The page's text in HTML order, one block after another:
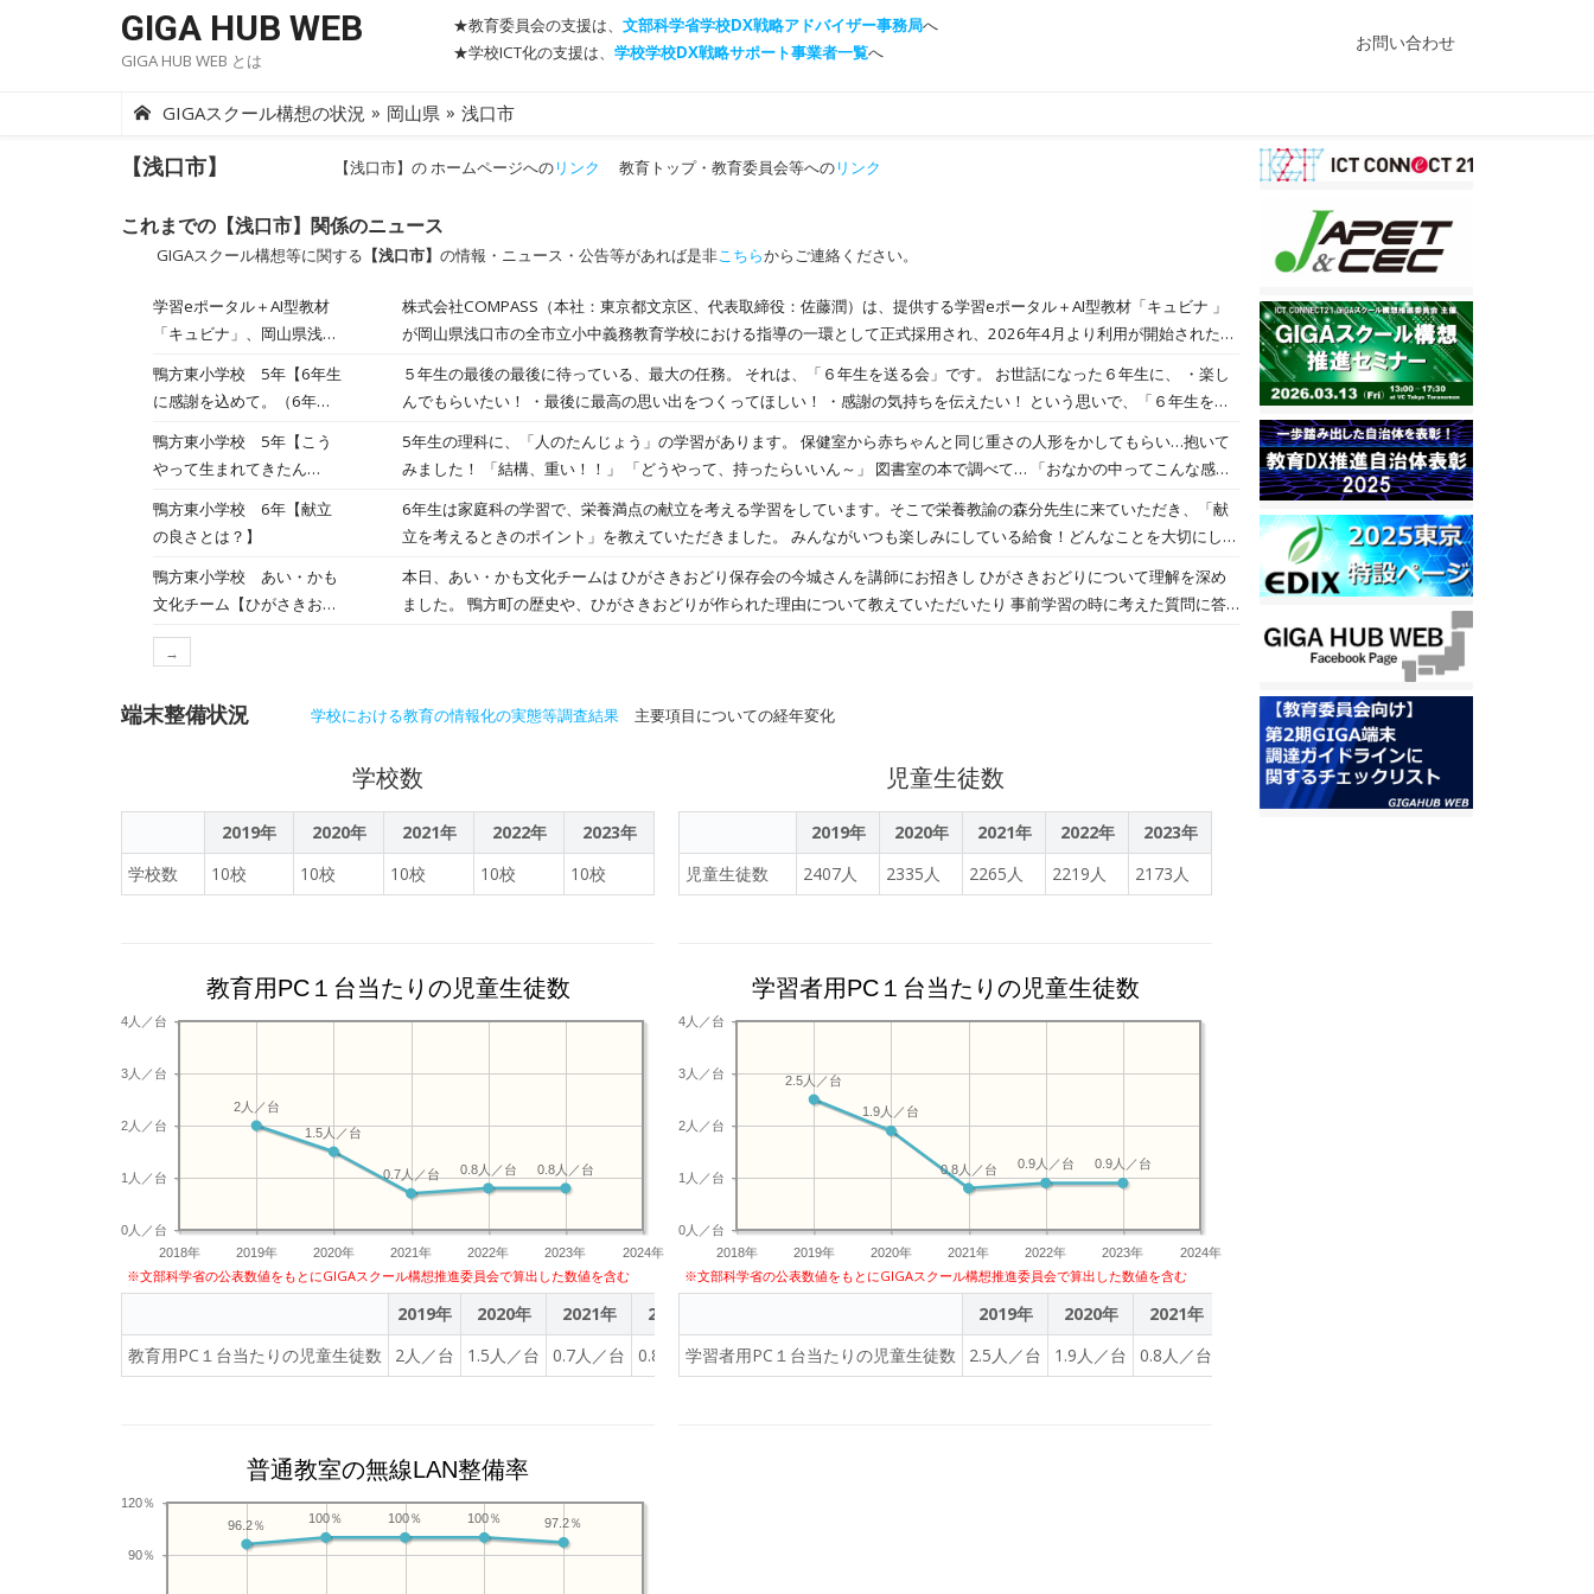
GIGA HUB WEB
GIGA HUB WEB とは
★教育委員会の支援は、 文部科学省学校DX戦略アドバイザー事務局へ
★学校ICT化の支援は、 学校学校DX戦略サポート事業者一覧へ お問い合わせ
GIGAスクール構想の状況 » 岡山県 » 浅口市
【浅口市】 【浅口市】の ホームページへのリンク 教育トップ・教育委員会等へのリンク
これまでの【浅口市】関係のニュース
GIGAスクール構想等に関する 【浅口市】 の情報・ニュース・公告等があれば是非こちらからご連絡ください。
学習eポータル＋AI型教材
「キュビナ」、岡山県浅口
株式会社COMPASS（本社：東京都文京区、代表取締役：佐藤潤）は、提供する学習eポータル＋AI型教材「キュビナ 」
が岡山県浅口市の全市立小中義務教育学校における指導の一環として正式採用され、2026年4月より利用が開始されたこ
充実」の基本事業に「確かな学力向上の推進」および「デジタル社会に対応した教育の充実」を据え、さまざまな取り組
みを行っています。その一環となる、1人1台端末における習熟度に合わせた「個別最適な学び」の実現の日常的な支援
と、基礎学力の定着を図ることを目的として、このたび学習eポータル＋AI型教材「キュビナ」を全市立小中義務教育学
校9校でご利用いただくこととなりました。2026年4月より小学1年生から中学3年生までの約2,000人が利用を開始いた
しました。 導入に際しては、学習履歴の活用による実態に即した学習支援や、家庭学習などでの活用による学習時間の増
加、教職員の負担軽減による働き方改革の推進も目的として掲げられています。キュビナの学習データ利活用やさまざま
なシーンでの活用のしやすさ、業務負荷軽減につながる教職員向けの機能にも期待をいただいております。 ＜浅口市教育
委員会 指導主事（主幹） 平本友美氏 コメント＞ 浅口市教育委員会は、地域の教育目標である「郷土あさくちを愛し、心
豊かに たくましく、未来を拓く人づくり」を実現するため、「キラリと光る未来プロジェクト」を推進しています。本プ
し、最適な学びを提供するプラットフォームです。これにより、児童生徒のつまずきを解消しながら、より主体性のある
これまで多くの時間を費やしてきた業務を効率化し、その分の時間を児童生徒一人ひとりへのきめ細やかな支援に充てる
ことができます。これにより、授業内容の質の向上や個別支援の充実が進むとともに、教員がさらに児童生徒と向き合う
時間を増やすことで、教員の働き方改革の実現と授業改善につながると期待しています。 ーーーーーーーーーー
COMPASSでは、今後もキュビナの提供を通して、すべての子どもたちを取り残すことなく「個別最適な学び」を届ける
リーディングカンパニーとして、さらなる公教育へのICT普及に貢献できるよう邁進してまいります。 ◆学習eポータル＋
学力の効率的な定着とともに、見取り支援や演習問題配信機能で先生の働き方もサポートします。2025年にはデジタル
テスト（CBT）サービス「キュビナ テスト」をリリースするなど、機能・コンテンツのアップデートを重ねているほか、
業省「未来の教室」実証事業採択(2018〜2020年度）、「日本e-learning大賞 経済産業大臣賞」「グッドデザイン賞」受
ビナ」、探究学習ライブラリー「SPARKE（スパーク）」を開発、小中学校向けに提供しています。 AI型教材の先駆けと
して、2016年に「キュビナ」をリリース。現在、全国100万人以上の子どもたちの個別最適で主体的な学びを支えていま
す。また、2024年より小学館集英社プロダクションと共同で探究学習プログラムの提供を開始し、2026年に探究学習ラ
イブラリー「SPARKE（スパーク）」として正式リリース。教科学習と探究学習の両輪で、子どもたちの「未来を創る
力」を育む学びの環境づくりに取り組んでいます。
鴨方東小学校 5年【6年生
に感謝を込めて。（6年生
５年生の最後の最後に待っている、最大の任務。 それは、「６年生を送る会」です。 お世話になった６年生に、 ・楽し
んでもらいたい！ ・最後に最高の思い出をつくってほしい！ ・感謝の気持ちを伝えたい！ という思いで、「６年生を送
係、入退場係 など・・・ いろんなグループに分かれて、準備中です。 みんなで知恵を出し合って、協力して…友達との
頭の近さが素敵です！ ６年生を送る会まであと少し！ みんなで、頑張りましょう！ （八幡）
鴨方東小学校 5年【こう
やって生まれてきたん
5年生の理科に、「人のたんじょう」の学習があります。 保健室から赤ちゃんと同じ重さの人形をかしてもらい…抱いて
みました！ 「結構、重い！！」 「どうやって、持ったらいいん～」 図書室の本で調べて… 「おなかの中ってこんな感じ
～。」「赤ちゃんの成長ってすごい。」など、新しい発見がたくさんありました。 みんなが生まれてきていることは、本
当に奇跡です。 かけがえのない命です。 自分の命も、友達の命も大切にしてくださいね。 （八幡）
鴨方東小学校 6年【献立
の良さとは？】
6年生は家庭科の学習で、栄養満点の献立を考える学習をしています。そこで栄養教諭の森分先生に来ていただき、「献
立を考えるときのポイント」を教えていただきました。 みんながいつも楽しみにしている給食！どんなことを大切にしな
どり ５.楽しみに待ってもらえるような献立 ６.いろいろな調理方法が組み合わさるように 頷いたり、「そういえばそうだ
ね～。」と言ったりしながらメモをいっぱいとりました。 給食の献立や給食委員会の資料と照らし合わせながら考えてい
ます。
鴨方東小学校 あい・かも
文化チーム【ひがさきおど
した！】
本日、あい・かも文化チームは ひがさきおどり保存会の今城さんを講師にお招きし ひがさきおどりについて理解を深め
ました。 鴨方町の歴史や、ひがさきおどりが作られた理由について教えていただいたり 事前学習の時に考えた質問に答
かもタイムで深めていきましょう！ 今城さん、本日はお忙しい中ご講話いただき、ありがとうございました！
→
端末整備状況 学校における教育の情報化の実態等調査結果 主要項目についての経年変化
学校数
2019年 2020年 2021年 2022年
2023年
学校数
10校 10校 10校 10校 10校
児童生徒数
2019年 2020年 2021年 2022年
2023年
児童生徒数
2407人 2335人 2265人 2219人 2173人
教育用PC１台当たりの児童生徒数
2018年 2019年 2020年 2021年 2022年 2023年 2024年
0人／台
1人／台
2人／台
3人／台
4人／台
0.8人／台
0.8人／台
0.7人／台
1.5人／台
2人／台
※文部科学省の公表数値をもとにGIGAスクール構想推進委員会で算出した数値を含む
2019年 2020年 2021年 2022年
教育用PC１台当たりの児童生徒数
2人／台 1.5人／台 0.7人／台 0.8人／台 0.8人／台
学習者用PC１台当たりの児童生徒数
2018年 2019年 2020年 2021年 2022年 2023年 2024年
0人／台
1人／台
2人／台
3人／台
4人／台
0.9人／台
0.9人／台
0.8人／台
1.9人／台
2.5人／台
※文部科学省の公表数値をもとにGIGAスクール構想推進委員会で算出した数値を含む
2019年 2020年 2021年
学習者用PC１台当たりの児童生徒数
2.5人／台 1.9人／台 0.8人／台
普通教室の無線LAN整備率
90％
120％
97.2％
100％
100％
100％
96.2％